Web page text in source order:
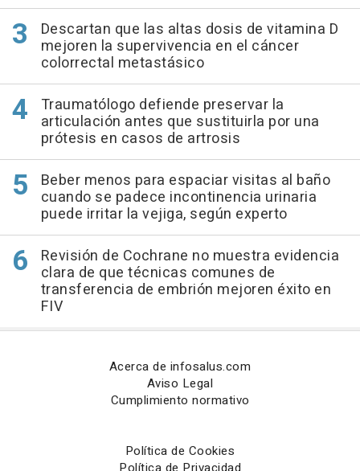
Descartan que las altas dosis de vitamina D
mejoren la supervivencia en el cáncer
colorrectal metastásico
Traumatólogo defiende preservar la
articulación antes que sustituirla por una
prótesis en casos de artrosis
Beber menos para espaciar visitas al baño
cuando se padece incontinencia urinaria
puede irritar la vejiga, según experto
Revisión de Cochrane no muestra evidencia
clara de que técnicas comunes de
transferencia de embrión mejoren éxito en
FIV
Acerca de infosalus.com
Aviso Legal
Cumplimiento normativo
Política de Cookies